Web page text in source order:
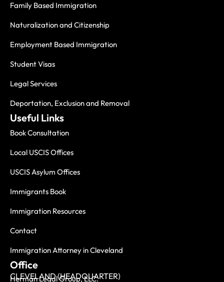
Family Based Immigration
Naturalization and Citizenship
Employment Based Immigration
Student Visas
Legal Services
Deportation, Exclusion and Removal
Useful Links
Book Consultation
Local USCIS Offices
USCIS Asylum Offices
Immigrants Book
Immigration Resources
Contact
Immigration Attorney in Cleveland
Office
CLEVELAND (HEADQUARTER)
Herman Legal Group, LLC.